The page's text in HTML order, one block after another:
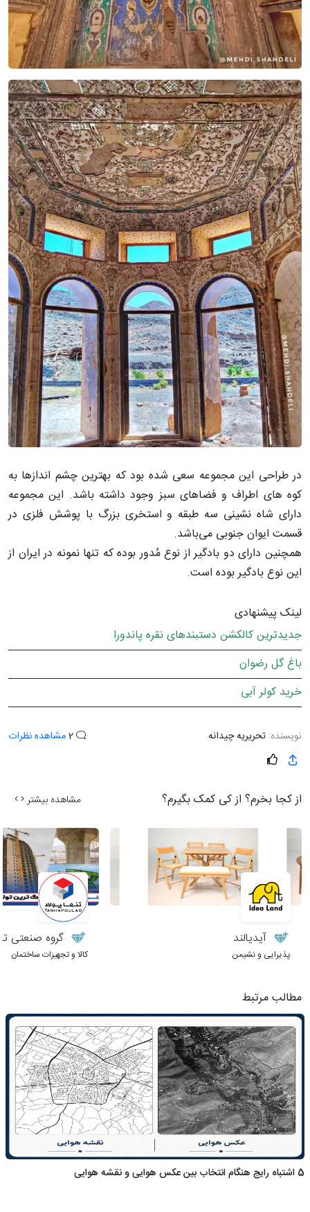
در طراحی این مجموعه سعی شده بود که بهترین چشم اندازها به
کوه های اطراف و فضاهای سبز وجود داشته باشد. این مجموعه
دارای شاه نشینی سه طبقه و استخری بزرگ با پوشش فلزی در
قسمت ایوان جنوبی می‌باشد‌.
همچنین دارای دو بادگیر از نوع مُدور بوده که تنها نمونه در ایران از
این نوع بادگیر بوده است.
لینک پیشنهادی
جدیدترین کالکشن دستبندهای نقره پاندورا
باغ گل رضوان
خرید کولر آبی
نویسنده: تحریریه چیدانه مشاهده نظرات
از کجا بخرم؟ از کی کمک بگیرم؟ مشاهده بیشتر
آیدیالند
پذیرایی و نشیمن
گروه صنعتی
کالا و تجهیزات ساختمان
مطالب مرتبط
5 اشتباه رایج هنگام انتخاب بین عکس هوایی و نقشه هوایی